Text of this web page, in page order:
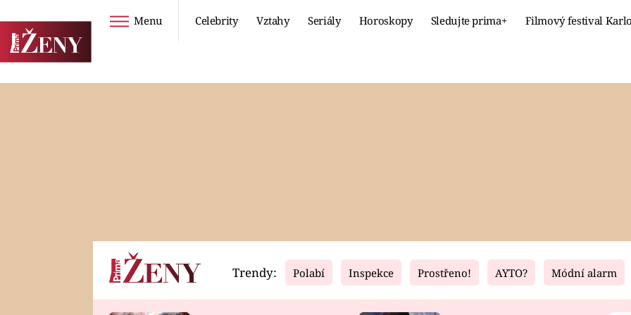
Menu Celebrity Vztahy Seriály Horoskopy Sledujte prima+ Filmový festival
Horoskopy Video Fresh Living
Trendy: Polabí Inspekce Prostřeno! AYTO? Módní alarm